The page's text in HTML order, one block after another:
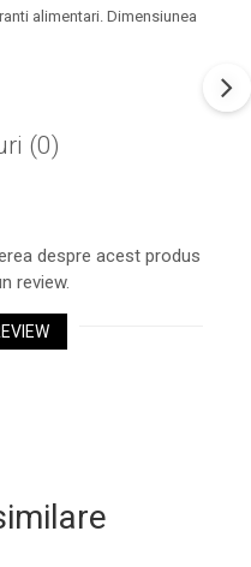
alimentari. Dimensiunea
(0)
despre acest produs
review.